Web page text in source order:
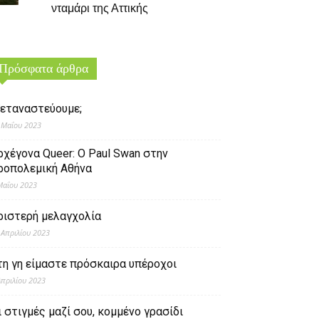
νταμάρι της Αττικής
άρθρα
2023
Queer: O Paul Swan στην
Αθήνα
2023
μελαγχολία
2023
γη είμαστε πρόσκαιρα υπέροχοι
2023
στιγμές μαζί σου, κομμένο γρασίδι